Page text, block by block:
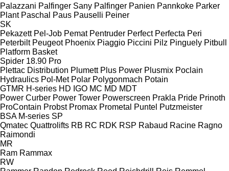
Palazzani Palfinger Sany Palfinger Panien Pannkoke Parker
Plant Paschal Paus Pauselli Peiner
SK
Pekazett Pel-Job Pemat Pentruder Perfect Perfecta Peri
Peterbilt Peugeot Phoenix Piaggio Piccini Pilz Pinguely Pitbull
Platform Basket
Spider 18.90 Pro
Plettac Distribution Plumett Plus Power Plusmix Poclain
Hydraulics Pol-Met Polar Polygonmach Potain
GTMR H-series HD IGO MC MD MDT
Power Curber Power Tower Powerscreen Prakla Pride Prinoth
ProContain Probst Promax Prometal Puntel Putzmeister
BSA M-series SP
Qmatec Quattrolifts RB RC RDK RSP Rabaud Racine Ragno
Raimondi
MR
Ram Rammax
RW